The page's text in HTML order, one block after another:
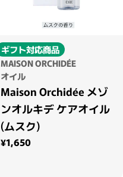
ギフト対応商品
MAISON ORCHIDÉE
オイル
Maison Orchidée メゾ
ンオルキデ ケアオイル
(ムスク)
通常価格
¥1,650